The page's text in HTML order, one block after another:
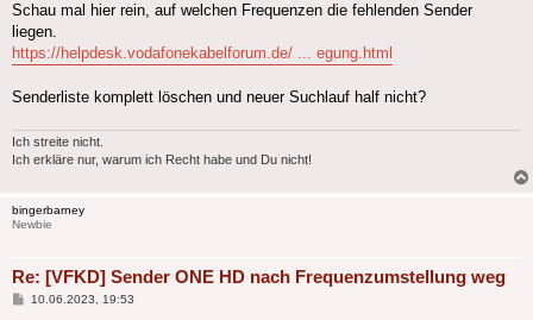
Schau mal hier rein, auf welchen Frequenzen die fehlenden Sender
liegen.
https://helpdesk.vodafonekabelforum.de/ ... egung.html
Senderliste komplett löschen und neuer Suchlauf half nicht?
Ich streite nicht.
Ich erkläre nur, warum ich Recht habe und Du nicht!
bingerbarney
Newbie
Re: [VFKD] Sender ONE HD nach Frequenzumstellung weg
Beitrag
10.06.2023, 19:53